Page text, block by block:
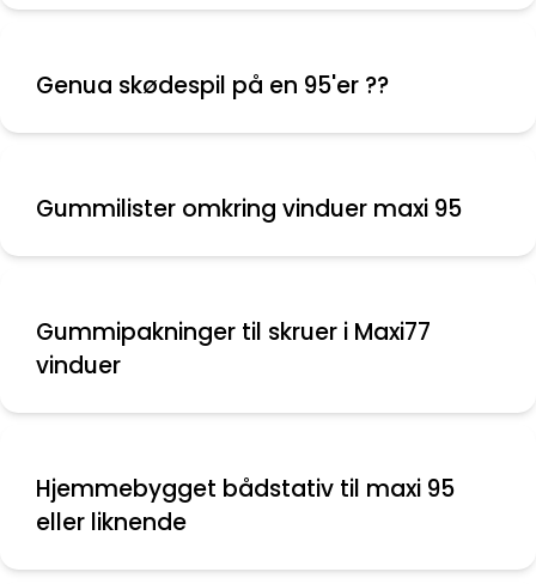
Genua skødespil på en 95'er ??
Gummilister omkring vinduer maxi 95
Gummipakninger til skruer i Maxi77
vinduer
Hjemmebygget bådstativ til maxi 95
eller liknende